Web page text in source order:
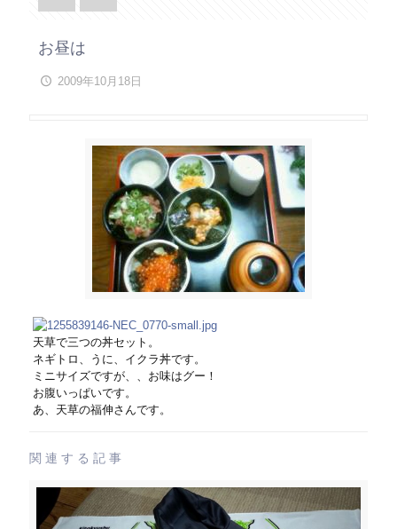
お昼は
2009年10月18日
天草で三つの丼セット。
ネギトロ、うに、イクラ丼です。
ミニサイズですが、、お味はグー！
お腹いっぱいです。
あ、天草の福伸さんです。
関連する記事